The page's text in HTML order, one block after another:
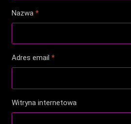
Nazwa*
Adres email*
Witryna internetowa